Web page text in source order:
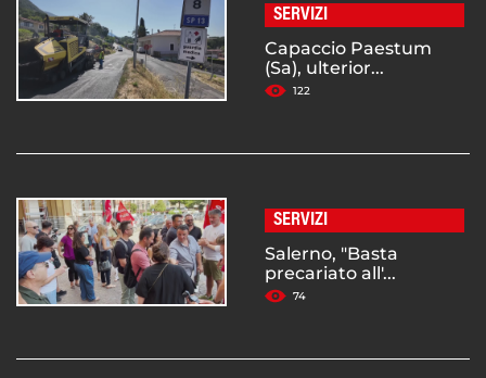
SERVIZI
Capaccio Paestum
(Sa), ulterior...
122
SERVIZI
Salerno, "Basta
precariato all'...
74